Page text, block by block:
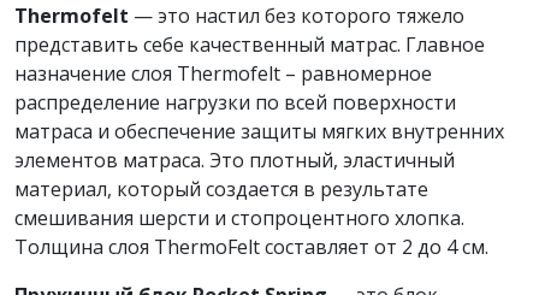
Thermofelt — это настил без которого тяжело
представить себе качественный матрас. Главное
назначение слоя Thermofelt – равномерное
распределение нагрузки по всей поверхности
матраса и обеспечение защиты мягких внутренних
элементов матраса. Это плотный, эластичный
материал, который создается в результате
смешивания шерсти и стопроцентного хлопка.
Толщина слоя ThermoFelt составляет от 2 до 4 см.